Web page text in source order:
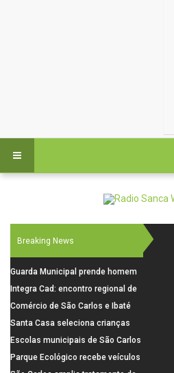
Breaking News
Guarda Municipal prende homem
por tentativa de furto em CEMEI
após cerco em São Carlos
Integra Cad: encontro regional de
segurança púbica será realizado
dia 10 de agosto em São Carlos
Comércio de São Carlos e Ibaté
terá horário especial para o dia
dos Pais
Santa Casa seleciona crianças
para pesquisa sobre dor de
crescimento
Escolas municipais de São Carlos
superam média Nacional do IDEB
Parque Ecológico recebe veículos